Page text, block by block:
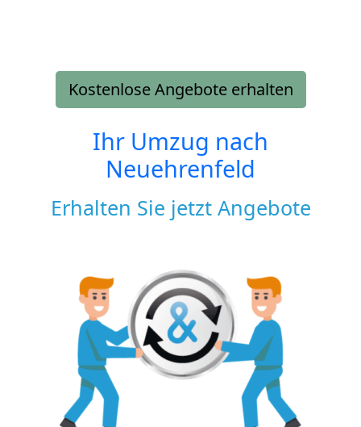
Kostenlose Angebote erhalten
Ihr Umzug nach
Neuehrenfeld
Erhalten Sie jetzt Angebote